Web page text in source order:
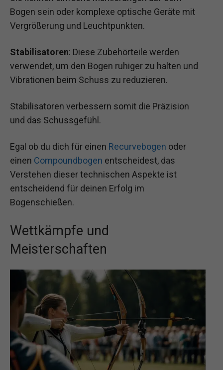
Bogen sein oder komplexe optische Geräte mit
Vergrößerung und Leuchtpunkten.
Stabilisatoren: Diese Zubehörteile werden
verwendet, um den Bogen ruhiger zu halten und
Vibrationen beim Schuss zu reduzieren.
Stabilisatoren verbessern somit die Präzision
und das Schussgefühl.
Egal ob du dich für einen Recurvebogen oder
einen Compoundbogen entscheidest, das
Verstehen dieser technischen Aspekte ist
entscheidend für deinen Erfolg im
Bogenschießen.
Wettkämpfe und
Meisterschaften